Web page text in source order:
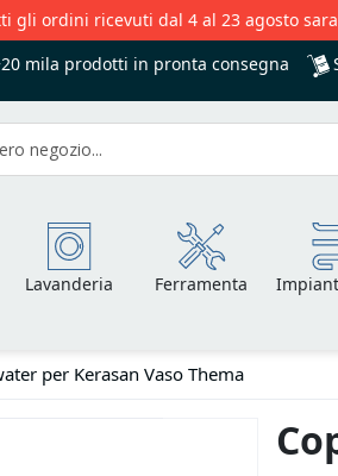
gli ordini ricevuti dal 4 al 23 agosto
mila prodotti in pronta consegna
Lavanderia Ferramenta
per Kerasan Vaso Thema